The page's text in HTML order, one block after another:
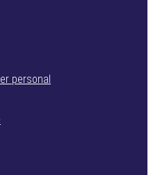
personal